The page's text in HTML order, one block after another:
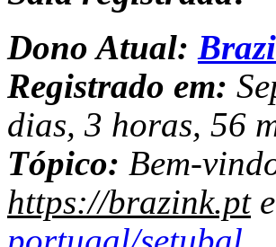
Dono Atual:
Registrado em:
dias, 3 horas, 56
Tópico: Bem-
https://brazink.pte